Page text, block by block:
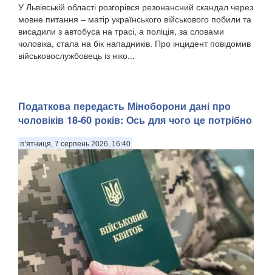
У Львівській області розгорівся резонансний скандал через
мовне питання – матір українського військового побили та
висадили з автобуса на трасі, а поліція, за словами
чоловіка, стала на бік нападників. Про інцидент повідомив
військовослужбовець із ніко...
Податкова передасть Міноборони дані про
чоловіків 18-60 років: Ось для чого це потрібно
п’ятниця, 7 серпень 2026, 16:40